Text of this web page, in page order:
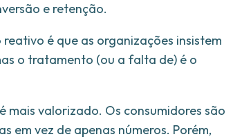
e retenção.
é que as organizações insistem
o tratamento (ou a falta de) é o
mais valorizado. Os consumidores são
em vez de apenas números. Porém,